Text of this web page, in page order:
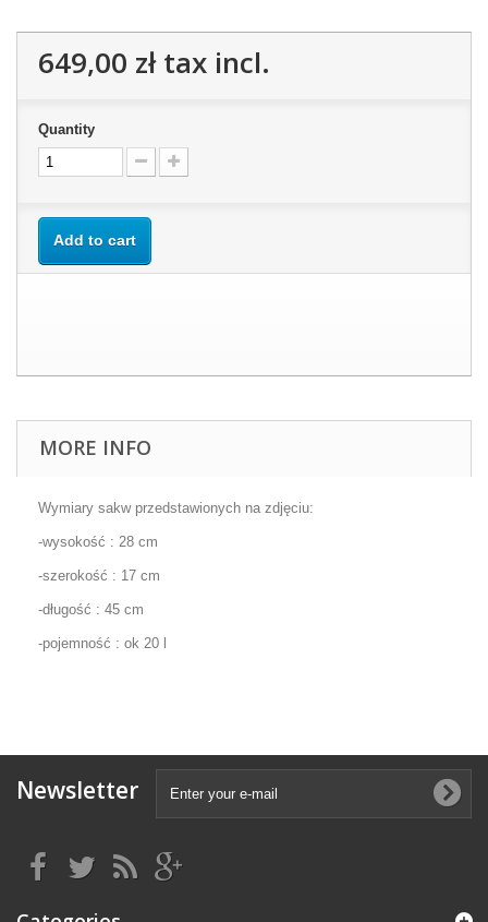
649,00 złtax incl.
Quantity
Add to cart
MORE INFO
Wymiary sakw przedstawionych na zdjęciu:
-wysokość : 28 cm
-szerokość : 17 cm
-długość : 45 cm
-pojemność : ok 20 l
Newsletter